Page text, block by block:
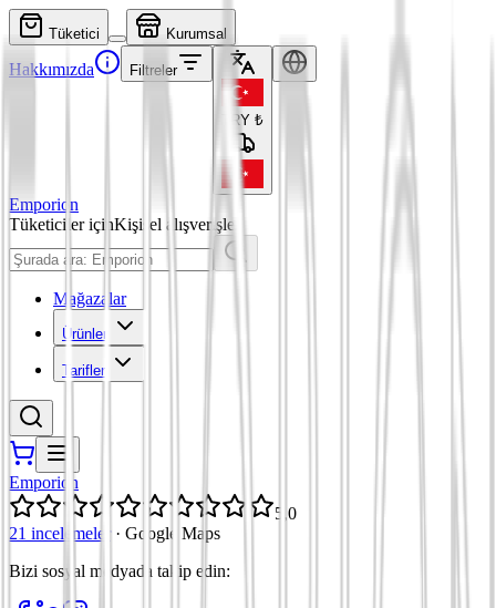
Tüketici Kurumsal
Hakkımızda Filtreler
TRY ₺
Emporion
Tüketiciler içinKişisel alışverişler
Mağazalar
Ürünler
Tarifler
Emporion
5,0
21 incelemeler
· Google Maps
Bizi sosyal medyada takip edin: